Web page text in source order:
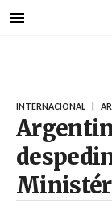
para
INTERNACIONAL